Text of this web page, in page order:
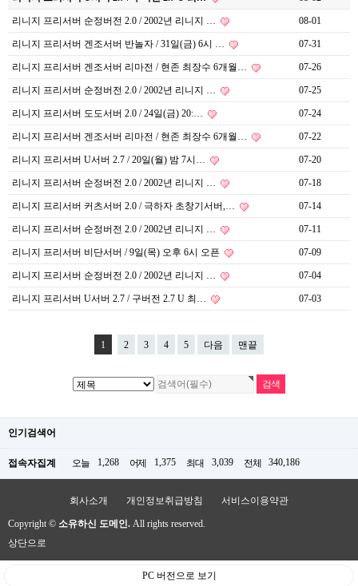
리니지 프리서버 순정버전 2.0 / 2002년 리니지 … 08-01
리니지 프리서버 겐조서버 반놀자 / 31일(금) 6시 … 07-31
리니지 프리서버 겐조서버 리마전 / 현존 최장수 6개월… 07-26
리니지 프리서버 순정버전 2.0 / 2002년 리니지 … 07-25
리니지 프리서버 도도서버 2.0 / 24일(금) 20:… 07-24
리니지 프리서버 겐조서버 리마전 / 현존 최장수 6개월… 07-22
리니지 프리서버 U서버 2.7 / 20일(월) 밤 7시… 07-20
리니지 프리서버 순정버전 2.0 / 2002년 리니지 … 07-18
리니지 프리서버 커츠서버 2.0 / 극하자 초창기서버,… 07-14
리니지 프리서버 순정버전 2.0 / 2002년 리니지 … 07-11
리니지 프리서버 비단서버 / 9일(목) 오후 6시 오픈 07-09
리니지 프리서버 순정버전 2.0 / 2002년 리니지 … 07-04
리니지 프리서버 U서버 2.7 / 구버전 2.7 U 최… 07-03
1 2 3 4 5 다음 맨끝
인기검색어
접속자집계 오늘 1,268 어제 1,375 최대 3,039 전체 340,186
회사소개 개인정보취급방침 서비스이용약관
Copyright © 소유하신 도메인. All rights reserved.
상단으로
PC 버전으로 보기